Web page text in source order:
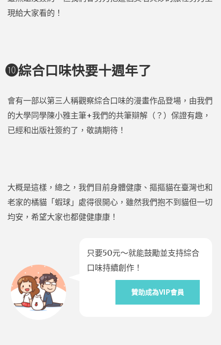
現給大家看的！
➓綜合口味快要十週年了
會有一部以第三人稱觀察綜合口味的漫畫作品登場，由我們
的大學同學陳小雅主筆+我們的共筆辯解（？）保證有趣，
已經和出版社簽約了，敬請期待！
大概是這樣，總之，我們目前身體健康、摳摳貓在臺灣也和
老家的橘貓「蝦球」處得很開心，雖然我們抱不到貓但一切
均安，希望大家也都健健康康！
只要50元～就能鼓勵並支持綜合
口味持續創作！
贊助成為VIP會員